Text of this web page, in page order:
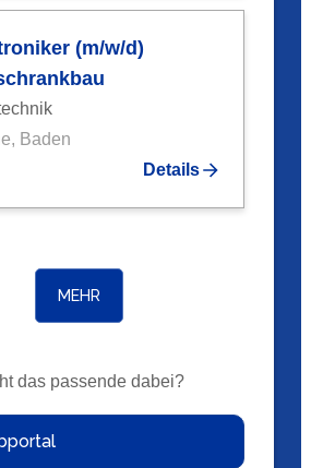
(m/w/d)
Baden
Details
MEHR
das passende dabei?